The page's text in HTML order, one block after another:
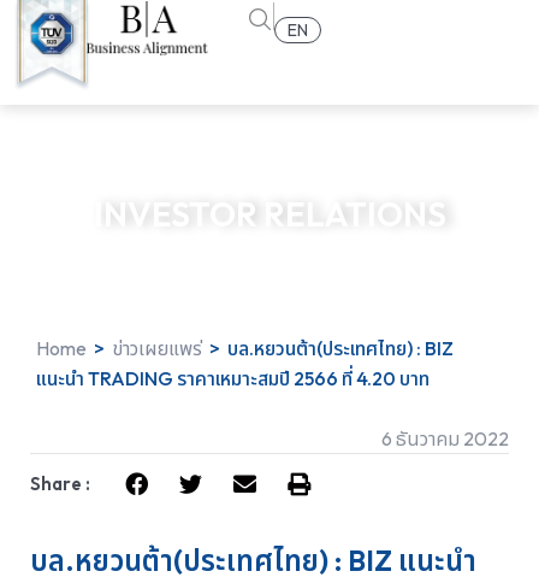
EN
INVESTOR RELATIONS
Home > ข่าวเผยแพร่ > บล.หยวนต้า(ประเทศไทย) : BIZ
แนะนำ TRADING ราคาเหมาะสมปี 2566 ที่ 4.20 บาท
6 ธันวาคม 2022
Share :
บล.หยวนต้า(ประเทศไทย) : BIZ แนะนำ